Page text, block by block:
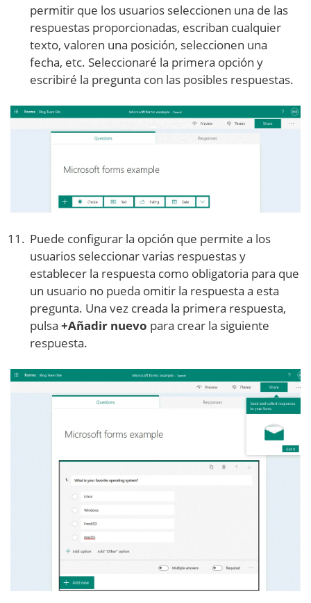
permitir que los usuarios seleccionen una de las
respuestas proporcionadas, escriban cualquier
texto, valoren una posición, seleccionen una
fecha, etc. Seleccionaré la primera opción y
escribiré la pregunta con las posibles respuestas.
Puede configurar la opción que permite a los
usuarios seleccionar varias respuestas y
establecer la respuesta como obligatoria para que
un usuario no pueda omitir la respuesta a esta
pregunta. Una vez creada la primera respuesta,
pulsa +Añadir nuevo para crear la siguiente
respuesta.